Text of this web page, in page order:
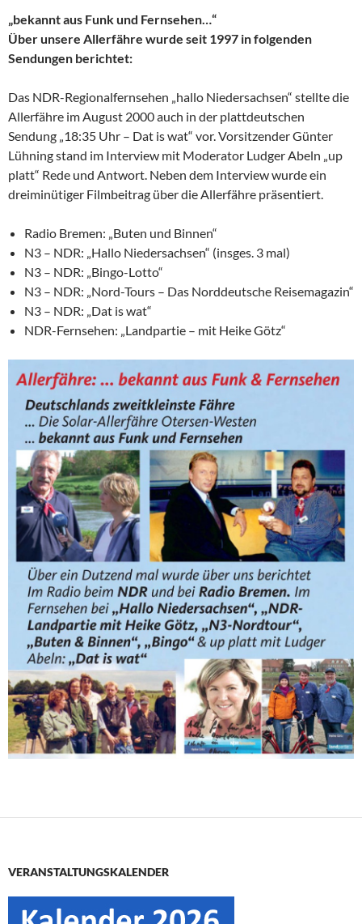
„bekannt aus Funk und Fernsehen…“
Über unsere Allerfähre wurde seit 1997 in folgenden
Sendungen berichtet:
Das NDR-Regionalfernsehen „hallo Niedersachsen“ stellte die
Allerfähre im August 2000 auch in der plattdeutschen
Sendung „18:35 Uhr – Dat is wat“ vor. Vorsitzender Günter
Lühning stand im Interview mit Moderator Ludger Abeln „up
platt“ Rede und Antwort. Neben dem Interview wurde ein
dreiminütiger Filmbeitrag über die Allerfähre präsentiert.
Radio Bremen: „Buten und Binnen“
N3 – NDR: „Hallo Niedersachsen“ (insges. 3 mal)
N3 – NDR: „Bingo-Lotto“
N3 – NDR: „Nord-Tours – Das Norddeutsche Reisemagazin“
N3 – NDR: „Dat is wat“
NDR-Fernsehen: „Landpartie – mit Heike Götz“
VERANSTALTUNGSKALENDER